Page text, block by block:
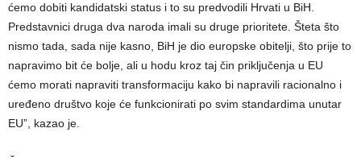
ćemo dobiti kandidatski status i to su predvodili Hrvati u BiH.
Predstavnici druga dva naroda imali su druge prioritete. Šteta što
nismo tada, sada nije kasno, BiH je dio europske obitelji, što prije to
napravimo bit će bolje, ali u hodu kroz taj čin priključenja u EU
ćemo morati napraviti transformaciju kako bi napravili racionalno i
uređeno društvo koje će funkcionirati po svim standardima unutar
EU”, kazao je.